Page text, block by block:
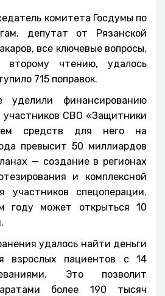
комитета Госдумы по
депутат от Рязанской
все ключевые вопросы,
второму чтению, удалось
715 поправок.
уделили финансированию
СВО «Защитники
средств для него на
превысит 50 миллиардов
— создание в регионах
и комплексной
участников спецоперации.
году может открыться 10
удалось найти деньги
взрослых пациентов с 14
Это позволит
более 190 тысяч